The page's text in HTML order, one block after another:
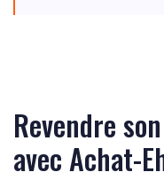
Revendre
avec Achat-